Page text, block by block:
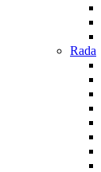
Rada